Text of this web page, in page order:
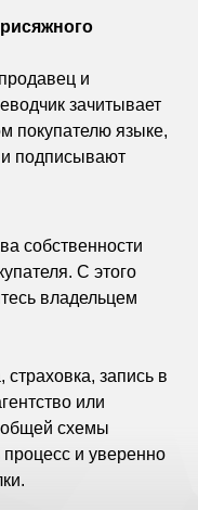
и
зачитывает
покупателю языке,
подписывают
собственности
С этого
владельцем
страховка, запись в
или
схемы
и уверенно